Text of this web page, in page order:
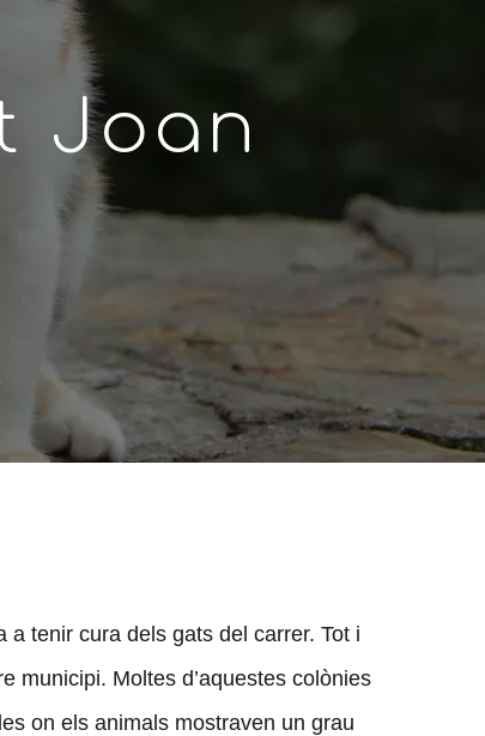
a tenir cura dels gats del carrer. Tot i
municipi. Moltes d’aquestes colònies
on els animals mostraven un grau